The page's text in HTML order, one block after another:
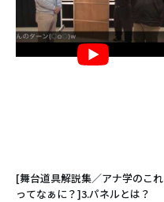
[舞台道具解説集／アナ学のこれ
ってなぁに？]3.パネルとは？